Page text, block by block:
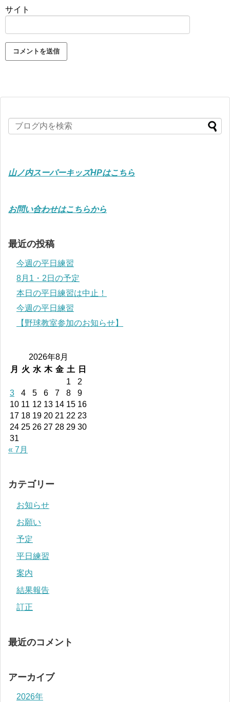
サイト
山ノ内スーパーキッズHPはこちら
お問い合わせはこちらから
最近の投稿
今週の平日練習
8月1・2日の予定
本日の平日練習は中止！
今週の平日練習
【野球教室参加のお知らせ】
2026年8月
月
火 水 木 金 土
日
1
2
3
4 5 6 7 8
9
10 11 12 13 14 15 16
17 18 19 20 21 22 23
24 25 26 27 28 29 30
31
« 7月
カテゴリー
お知らせ
お願い
予定
平日練習
案内
結果報告
訂正
最近のコメント
アーカイブ
2026年